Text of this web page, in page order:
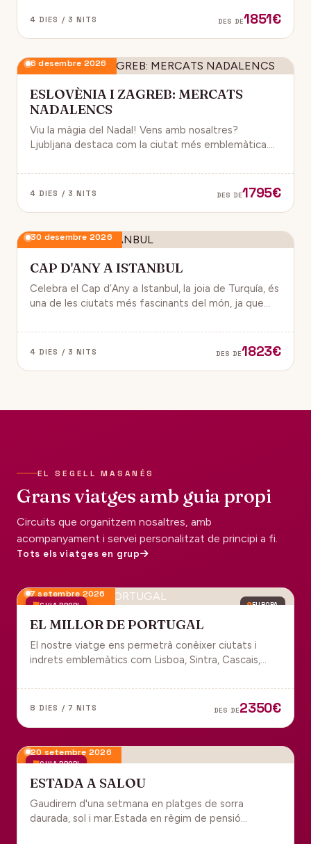
4 DIES / 3 NITS DES DE1851€
6 desembre 2026
ESLOVÈNIA I ZAGREB: MERCATS
NADALENCS
Viu la màgia del Nadal! Vens amb nosaltres?
Ljubljana destaca com la ciutat més emblemàtica.
destinacions nadalenques d’Europa.
4 DIES / 3 NITS DES DE1795€
30 desembre 2026
CAP D'ANY A ISTANBUL
Celebra el Cap d’Any a Istanbul, la joia de Turquía, és
una de les ciutats més fascinants del món, ja que
gaudir d’un ambient de festa i alegría.
4 DIES / 3 NITS DES DE1823€
EL SEGELL MASANÉS
Grans viatges amb guia propi
Circuits que organitzem nosaltres, amb
acompanyament i servei personalitzat de principi a fi.
Tots els viatges en grup
GUIA PROPI EUROPA
7 setembre 2026
EL MILLOR DE PORTUGAL
El nostre viatge ens permetrà conèixer ciutats i
indrets emblemàtics com Lisboa, Sintra, Cascais,
tot inclòs per gaudir plenament de Portugal.
8 DIES / 7 NITS DES DE2350€
GUIA PROPI
20 setembre 2026
ESTADA A SALOU
Gaudirem d'una setmana en platges de sorra
daurada, sol i mar.Estada en règim de pensió